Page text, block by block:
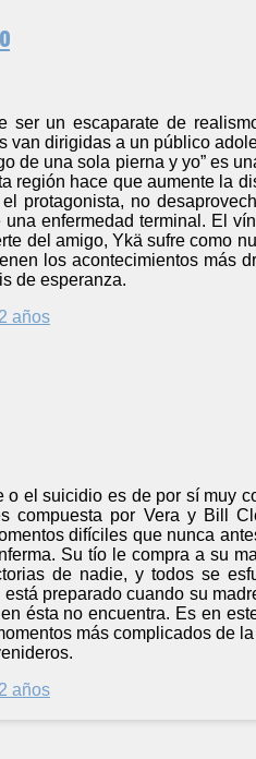
ser un escaparate de
van dirigidas a un público
de una sola pierna y yo” es
región hace que aumente la
protagonista, no
enfermedad terminal. El
del amigo, Ykä sufre como
los acontecimientos más
de esperanza.
años
o el suicidio es de por sí muy
compuesta por Vera y Bill
difíciles que nunca
Su tío le compra a su
de nadie, y todos se
preparado cuando su
ésta no encuentra. Es en
más complicados de
años